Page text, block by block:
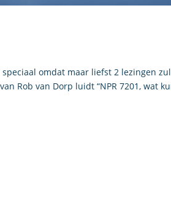
omdat maar liefst 2 lezingen
Rob van Dorp luidt “NPR 7201, wat